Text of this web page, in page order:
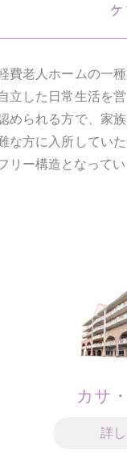
費老人ホームの一
立した日常生活を
められる方で、家
な方に入所してい
リー構造となってい
カサ
詳